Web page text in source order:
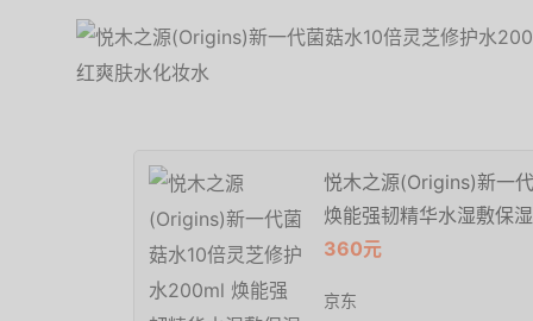
悦木之源(Origins)新一
焕能强韧精华水湿敷保
360元
京东